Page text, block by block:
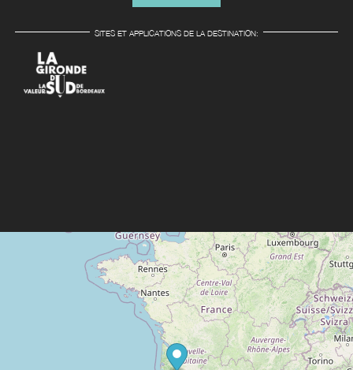
SITES ET APPLICATIONS DE LA DESTINATION: